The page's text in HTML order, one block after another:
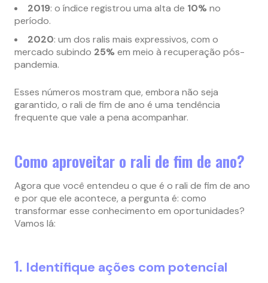
2019: o índice registrou uma alta de 10% no
período.
2020: um dos ralis mais expressivos, com o
mercado subindo 25% em meio à recuperação pós-
pandemia.
Esses números mostram que, embora não seja
garantido, o rali de fim de ano é uma tendência
frequente que vale a pena acompanhar.
Como aproveitar o rali de fim de ano?
Agora que você entendeu o que é o rali de fim de ano
e por que ele acontece, a pergunta é: como
transformar esse conhecimento em oportunidades?
Vamos lá:
1. Identifique ações com potencial